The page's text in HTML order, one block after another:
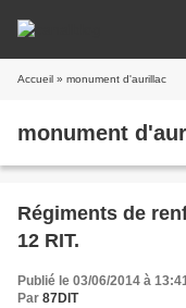
Accueil » monument d'aurillac
monument
Régiments de
12 RIT.
Publié le 03/06/2014 à
Par 87DIT